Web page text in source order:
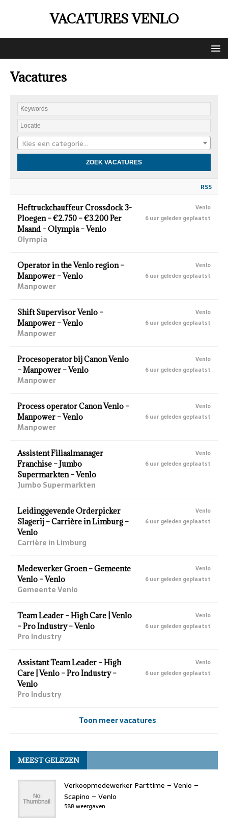
VACATURES VENLO
Vacatures
Kies een categorie…
RSS
Heftruckchauffeur Crossdock 3-
Ploegen – €2.750 – €3.200 Per
Maand – Olympia – Venlo
Olympia
Venlo
6 uur geleden geplaatst
Operator in the Venlo region –
Manpower – Venlo
Manpower
Venlo
6 uur geleden geplaatst
Shift Supervisor Venlo –
Manpower – Venlo
Manpower
Venlo
6 uur geleden geplaatst
Procesoperator bij Canon Venlo
– Manpower – Venlo
Manpower
Venlo
6 uur geleden geplaatst
Process operator Canon Venlo –
Manpower – Venlo
Manpower
Venlo
6 uur geleden geplaatst
Assistent Filiaalmanager
Franchise – Jumbo
Supermarkten – Venlo
Jumbo Supermarkten
Venlo
6 uur geleden geplaatst
Leidinggevende Orderpicker
Slagerij – Carrière in Limburg –
Venlo
Carrière in Limburg
Venlo
6 uur geleden geplaatst
Medewerker Groen – Gemeente
Venlo – Venlo
Gemeente Venlo
Venlo
6 uur geleden geplaatst
Team Leader – High Care | Venlo
– Pro Industry – Venlo
Pro Industry
Venlo
6 uur geleden geplaatst
Assistant Team Leader – High
Care | Venlo – Pro Industry –
Venlo
Pro Industry
Venlo
6 uur geleden geplaatst
Toon meer vacatures
MEEST GELEZEN
Verkoopmedewerker Parttime – Venlo –
Scapino – Venlo
588 weergaven